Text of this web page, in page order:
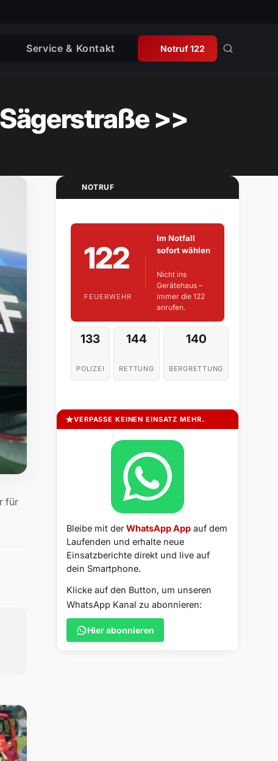
Service & Kontakt Notruf 122
>>
für
NOTRUF
122
FEUERWEHR
Im Notfall
sofort wählen
Nicht ins
Gerätehaus –
immer die 122
anrufen.
133
POLIZEI
144
RETTUNG
140
BERGRETTUNG
VERPASSE KEINEN EINSATZ MEHR.
Bleibe mit derWhatsApp App auf dem
Laufenden und erhalte neue
Einsatzberichte direkt und live auf
dein Smartphone.
Klicke auf den Button, um unseren
WhatsApp Kanal zu abonnieren:
Hier abonnieren